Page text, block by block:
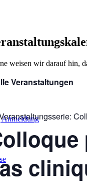
Anmeldung
weisen wir darauf hin,
Veranstaltungen